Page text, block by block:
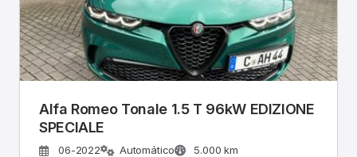
Alfa Romeo Tonale 1.5 T 96kW EDIZIONE
SPECIALE
06-2022 Automático
5.000 km